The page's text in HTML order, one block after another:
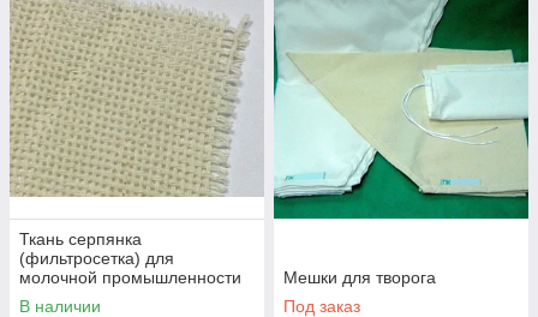
Ткань серпянка
(фильтросетка) для
молочной промышленности
2х2
В наличии
Мешки для творога
Под заказ